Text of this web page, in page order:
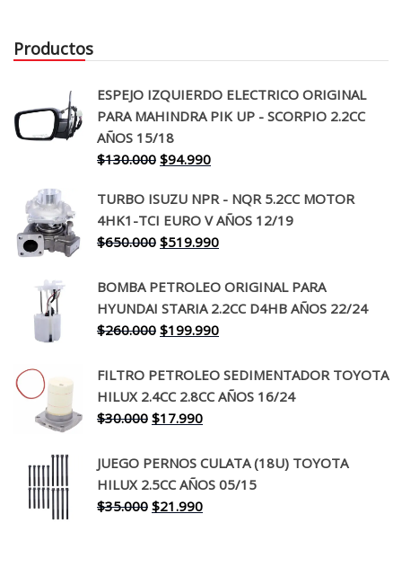
Productos
ESPEJO IZQUIERDO ELECTRICO ORIGINAL
PARA MAHINDRA PIK UP - SCORPIO 2.2CC
AÑOS 15/18
$130.000 El
original
era:
$130.000.
$94.990El
actual
es:
$94.990.
TURBO ISUZU NPR - NQR 5.2CC MOTOR
4HK1-TCI EURO V AÑOS 12/19
$650.000 El
original
era:
$650.000.
$519.990El
actual
es:
$519.990.
BOMBA PETROLEO ORIGINAL PARA
HYUNDAI STARIA 2.2CC D4HB AÑOS 22/24
$260.000 El
original
era:
$260.000.
$199.990El
actual
es:
FILTRO PETROLEO SEDIMENTADOR TOYOTA
HILUX 2.4CC 2.8CC AÑOS 16/24
$30.000 El
original
era:
$30.000.
$17.990El
actual
es:
$17.990.
JUEGO PERNOS CULATA (18U) TOYOTA
HILUX 2.5CC AÑOS 05/15
$35.000 El
$21.990El